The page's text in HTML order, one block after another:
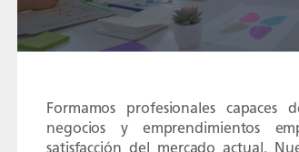
Formamos profesionales
negocios y emprendimientos
satisfacción del mercado actual.